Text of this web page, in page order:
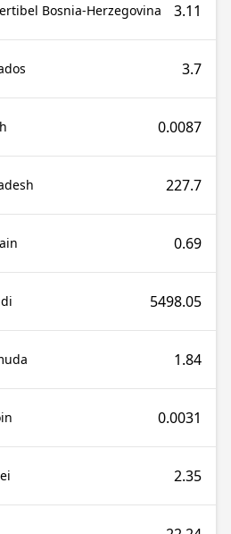
Bosnia-Herzegovina 3.11
3.7
0.0087
227.7
0.69
5498.05
1.84
0.0031
2.35